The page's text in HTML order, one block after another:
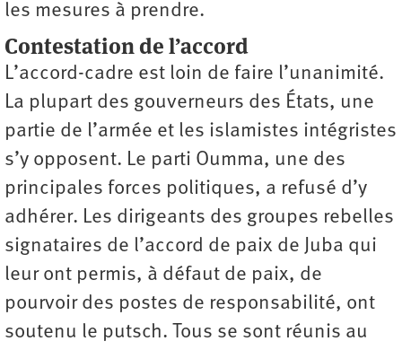
les mesures à prendre.
Contestation de l’accord
L’accord-cadre est loin de faire l’unanimité.
La plupart des gouverneurs des États, une
partie de l’armée et les islamistes intégristes
s’y opposent. Le parti Oumma, une des
principales forces politiques, a refusé d’y
adhérer. Les dirigeants des groupes rebelles
signataires de l’accord de paix de Juba qui
leur ont permis, à défaut de paix, de
pourvoir des postes de responsabilité, ont
soutenu le putsch. Tous se sont réunis au